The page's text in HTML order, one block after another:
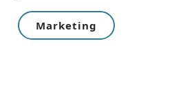
Marketing